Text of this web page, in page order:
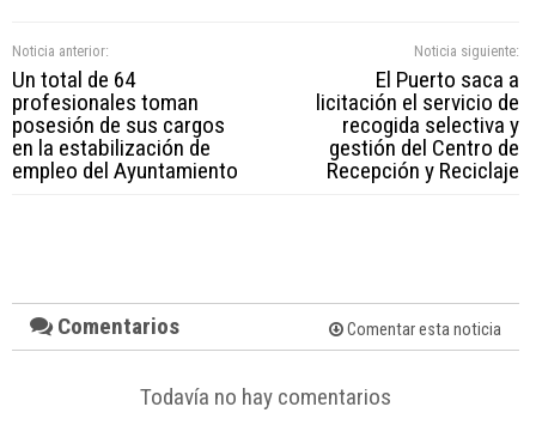
Noticia anterior:
Un total de 64
profesionales toman
posesión de sus cargos
en la estabilización de
empleo del Ayuntamiento
Noticia siguiente:
El Puerto saca a
licitación el servicio de
recogida selectiva y
gestión del Centro de
Recepción y Reciclaje
Comentarios Comentar esta noticia
Todavía no hay comentarios